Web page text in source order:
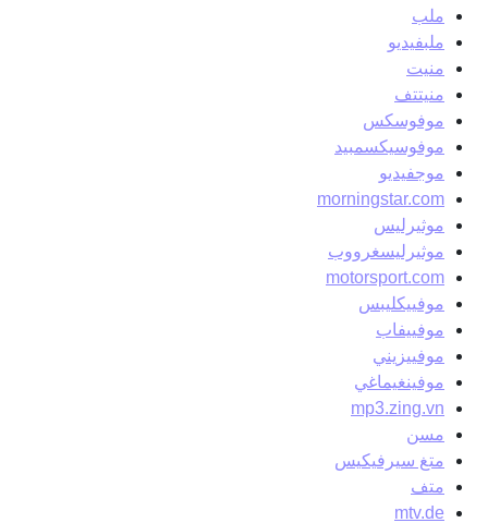
ملب
ملبفيديو
منيت
منيتتف
موفوسكس
موفوسيكسمبيد
موجفيديو
morningstar.com
موثيرليس
موثيرليسغرووب
motorsport.com
موفييكليبس
موفييفاب
موفييزيني
موفينغيماغي
mp3.zing.vn
مسن
متغ سيرفيكيس
متف
mtv.de